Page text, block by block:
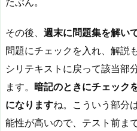
その後、 週末に問題集を解い
問題にチェックを入れ、解説
シリテキストに戻って該当部
ます。 暗記のときにチェック
になりますね。こういう部分
能性が高いので、テスト前ま